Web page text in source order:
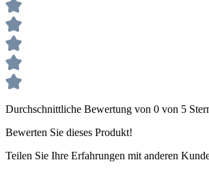
Durchschnittliche Bewertung von 0 von 5
Bewerten Sie dieses Produkt!
Teilen Sie Ihre Erfahrungen mit anderen